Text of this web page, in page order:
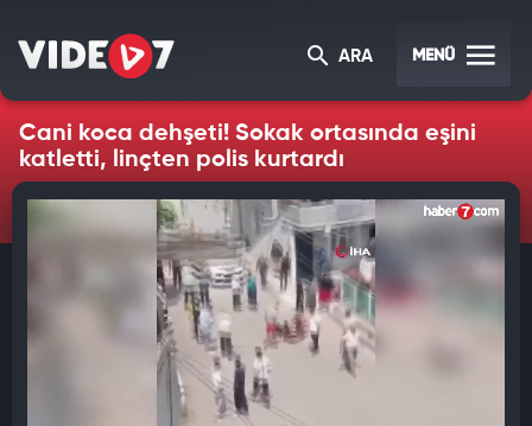
ARA MENÜ
Cani koca dehşeti! Sokak ortasında eşini
katletti, linçten polis kurtardı